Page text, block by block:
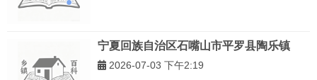
宁夏回族自治区石嘴山市平罗县陶乐镇
2026-07-03 下午2:19